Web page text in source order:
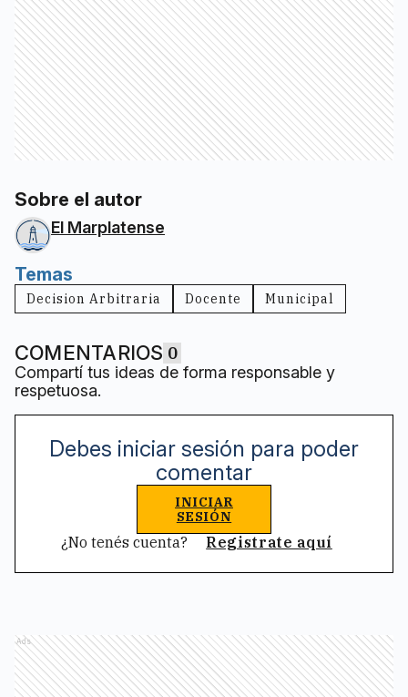
Sobre el autor
El Marplatense
Temas
Decision Arbitraria Docente Municipal
COMENTARIOS 0
Compartí tus ideas de forma responsable y
respetuosa.
Debes iniciar sesión para poder
comentar
INICIAR
SESIÓN
¿No tenés cuenta? Registrate aquí
Ads